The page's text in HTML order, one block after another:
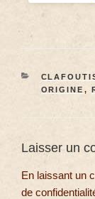
ORIGINE ,
Laisser un
En laissant un
de